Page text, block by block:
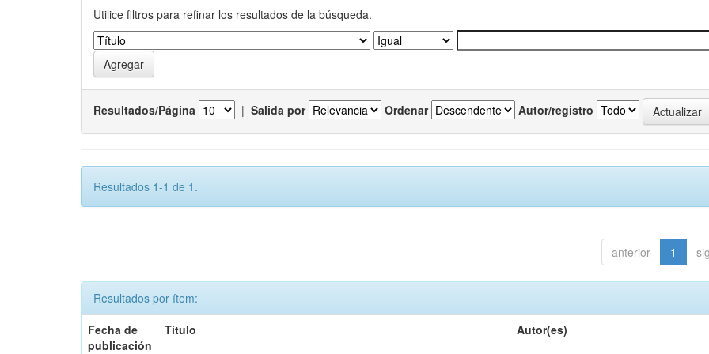
Utilice filtros para refinar los resultados de la búsqueda.
Resultados/Página | Salida por Ordenar Autor/registro
Resultados 1-1 de 1.
anterior 1
Resultados por ítem:
Fecha de
publicación
Título Autor(es)